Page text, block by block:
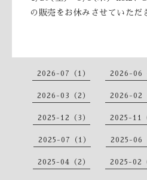
の販売をお休みさせていただ
2026-07（1） 2026-06
2026-03（2） 2026-02
2025-12（3） 2025-11
2025-07（1） 2025-06
2025-04（2） 2025-02